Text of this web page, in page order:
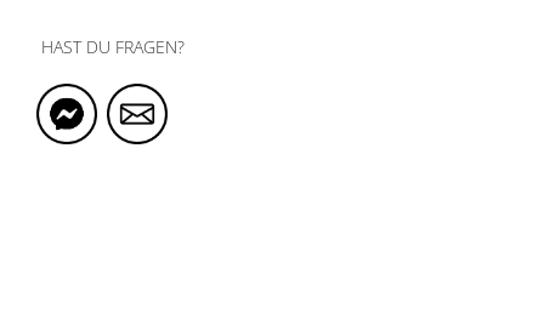
HAST DU FRAGEN?